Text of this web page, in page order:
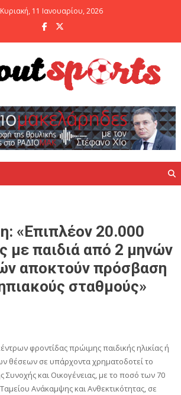
Κυριακή, 11 Ιανουαρίου, 2026
«Επιπλέον 20.000
με παιδιά από 2 μηνών
αποκτούν πρόσβαση
σταθμούς»
φροντίδας πρώιμης παιδικής ηλικίας ή
θέσεων σε υπάρχοντα χρηματοδοτεί το
Συνοχής και Οικογένειας, με το ποσό των 70
Ανάκαμψης και Ανθεκτικότητας, σε